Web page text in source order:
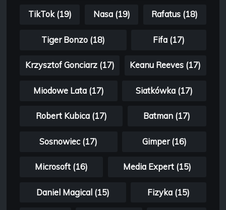
TikTok (19) Nasa (19) Rafatus (18)
Tiger Bonzo (18) Fifa (17)
Krzysztof Gonciarz (17) Keanu Reeves (17)
Miodowe Lata (17) Siatkówka (17)
Robert Kubica (17) Batman (17)
Sosnowiec (17) Gimper (16)
Microsoft (16) Media Expert (15)
Daniel Magical (15) Fizyka (15)